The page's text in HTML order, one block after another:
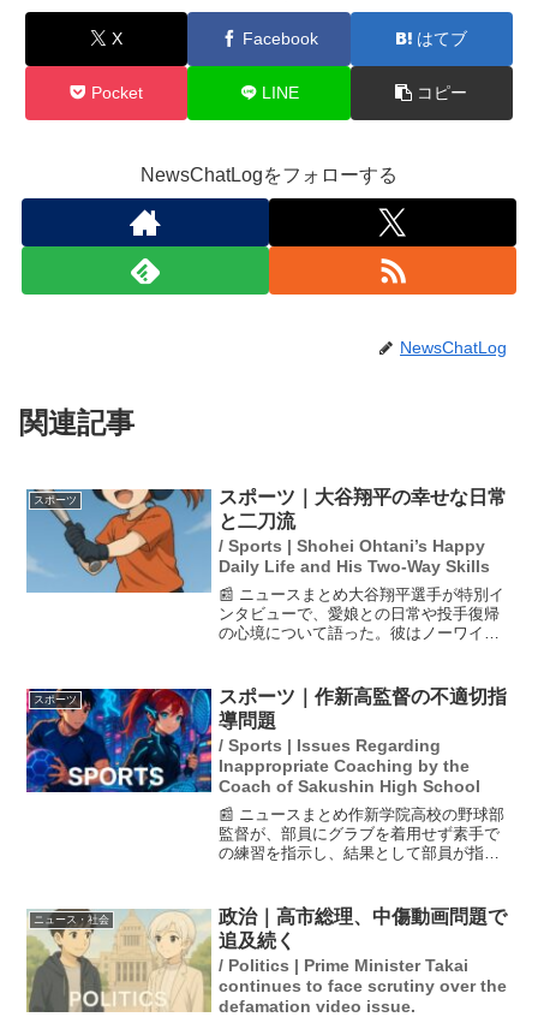
X Facebook はてブ
Pocket LINE コピー
NewsChatLogをフォローする
NewsChatLog
関連記事
スポーツ
スポーツ｜大谷翔平の幸せな日常
と二刀流
/ Sports | Shohei Ohtani’s Happy
Daily Life and His Two-Way Skills
📰 ニュースまとめ大谷翔平選手が特別イ
ンタビューで、愛娘との日常や投手復帰
の心境について語った。彼はノーワイン
た、家庭では娘と過ごす幸せな時間を大
切にしており、パパとしての...
スポーツ
スポーツ｜作新高監督の不適切指
導問題
/ Sports | Issues Regarding
Inappropriate Coaching by the
Coach of Sakushin High School
📰 ニュースまとめ作新学院高校の野球部
監督が、部員にグラブを着用せず素手で
の練習を指示し、結果として部員が指を
し、栃木県高校野球連盟に報告を行っ
た。監督は41歳の男性教...
ニュース・社会
政治｜高市総理、中傷動画問題で
追及続く
/ Politics | Prime Minister Takai
continues to face scrutiny over the
defamation video issue.